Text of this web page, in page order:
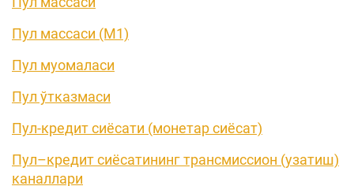
Пул массаси (М1)
Пул муомаласи
Пул ўтказмаси
Пул-кредит сиёсати (монетар сиёсат)
Пул–кредит сиёсатининг трансмиссион (узатиш)
каналлари